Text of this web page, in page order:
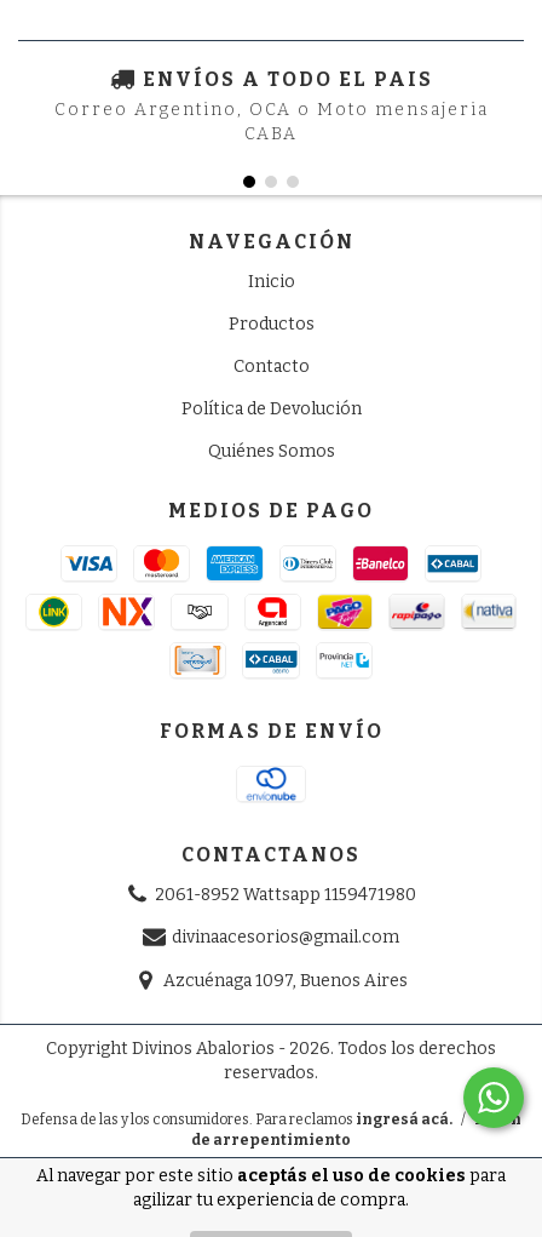
Al navegar por este sitio aceptás el uso de cookies para
agilizar tu experiencia de compra.
ENVÍOS A TODO EL PAIS
Correo Argentino, OCA o Moto mensajeria
CABA
NAVEGACIÓN
Inicio
Productos
Contacto
Política de Devolución
Quiénes Somos
MEDIOS DE PAGO
FORMAS DE ENVÍO
CONTACTANOS
2061-8952 Wattsapp 1159471980
divinaacesorios@gmail.com
Azcuénaga 1097, Buenos Aires
Copyright Divinos Abalorios - 2026. Todos los derechos
reservados.
Defensa de las y los consumidores. Para reclamos ingresá acá. / Botón
de arrepentimiento